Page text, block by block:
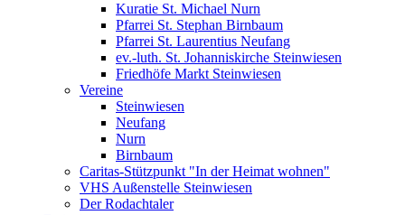
Kuratie St. Michael Nurn
Pfarrei St. Stephan Birnbaum
Pfarrei St. Laurentius Neufang
ev.-luth. St. Johanniskirche Steinwiesen
Friedhöfe Markt Steinwiesen
Vereine
Steinwiesen
Neufang
Nurn
Birnbaum
Caritas-Stützpunkt "In der Heimat wohnen"
VHS Außenstelle Steinwiesen
Der Rodachtaler